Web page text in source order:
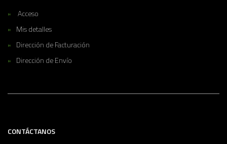
Acceso
Mis detalles
Dirección de Facturación
Dirección de Envío
CONTÁCTANOS